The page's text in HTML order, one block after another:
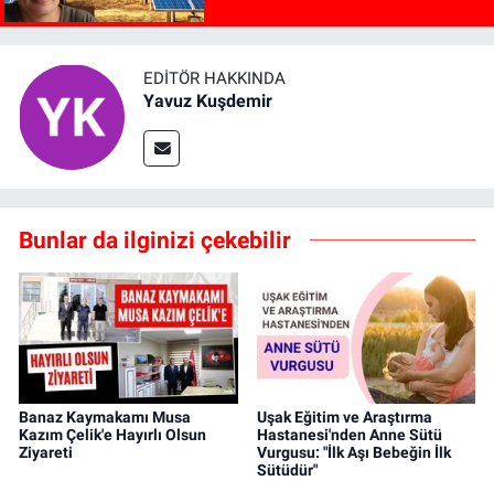
EDITÖR HAKKINDA
Yavuz Kuşdemir
Bunlar da ilginizi çekebilir
Banaz Kaymakamı Musa
Kazım Çelik'e Hayırlı Olsun
Ziyareti
Uşak Eğitim ve Araştırma
Hastanesi'nden Anne Sütü
Vurgusu: "İlk Aşı Bebeğin İlk
Sütüdür"